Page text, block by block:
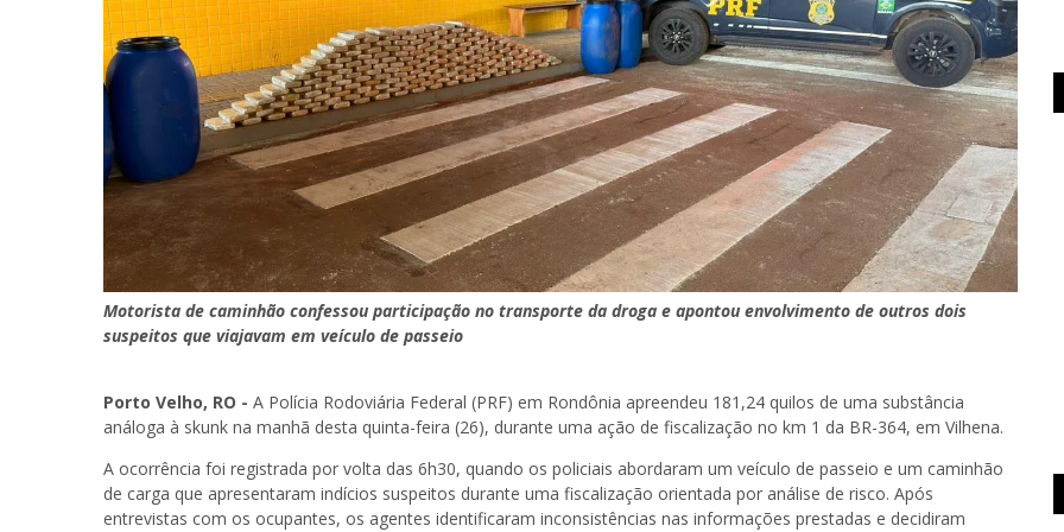
Motorista de caminhão confessou participação no transporte da droga e apontou envolvimento de outros dois
suspeitos que viajavam em veículo de passeio
Porto Velho, RO - A Polícia Rodoviária Federal (PRF) em Rondônia apreendeu 181,24 quilos de uma substância
análoga à skunk na manhã desta quinta-feira (26), durante uma ação de fiscalização no km 1 da BR-364, em Vilhena.
A ocorrência foi registrada por volta das 6h30, quando os policiais abordaram um veículo de passeio e um caminhão
de carga que apresentaram indícios suspeitos durante uma fiscalização orientada por análise de risco. Após
entrevistas com os ocupantes, os agentes identificaram inconsistências nas informações prestadas e decidiram